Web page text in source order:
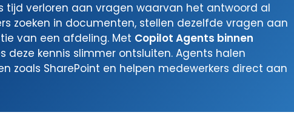
tijd verloren aan vragen waarvan het antwoord al
zoeken in documenten, stellen dezelfde vragen aan
van een afdeling. Met Copilot Agents binnen
deze kennis slimmer ontsluiten. Agents halen
zoals SharePoint en helpen medewerkers direct aan